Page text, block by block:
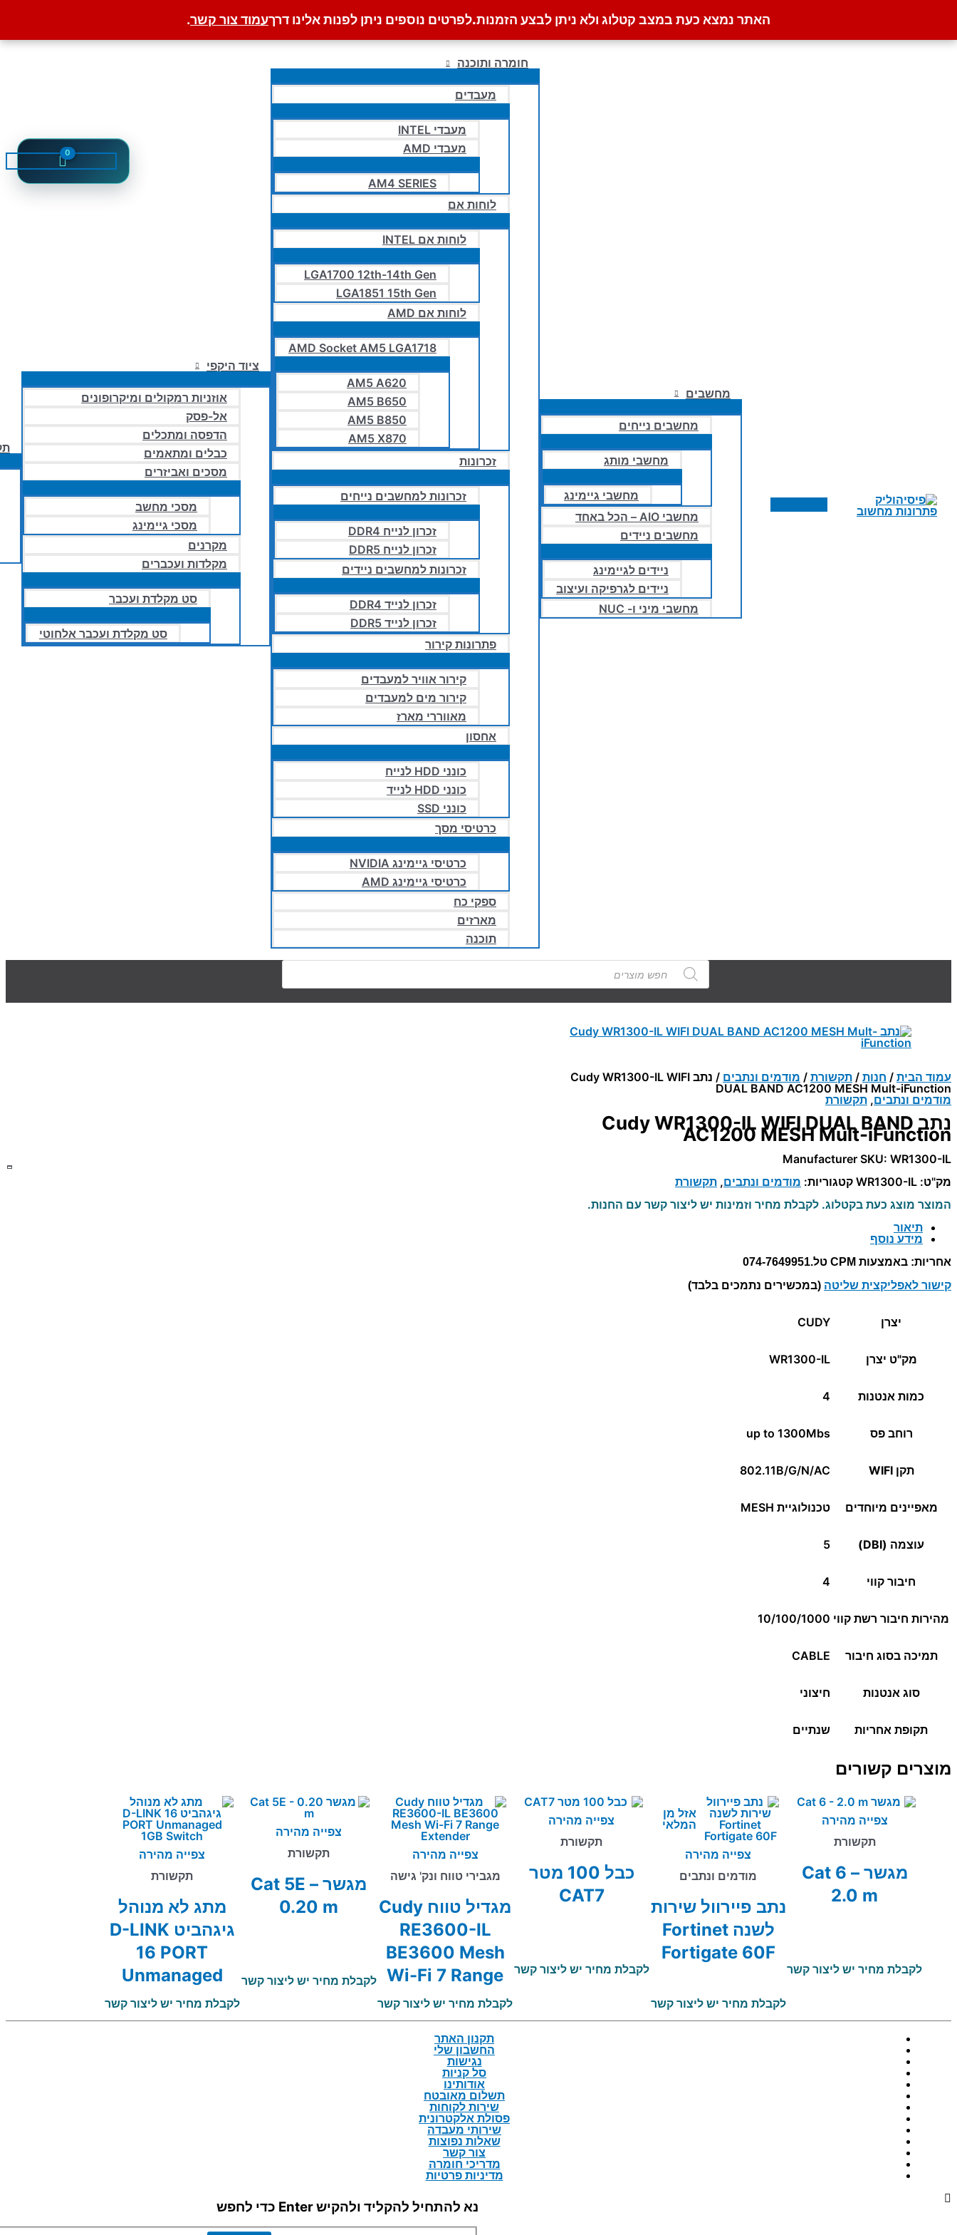
האתר נמצא כעת במצב קטלוג ולא ניתן לבצע הזמנות.לפרטים נוספים ניתן לפנות אלינו דרךעמוד צור קשר.
תפריט
מחשבים
מחשבים נייחים
מחשבי מותג
מחשבי גיימינג
מחשבי AIO – הכל באחד
מחשבים ניידים
ניידים לגיימינג
ניידים לגרפיקה ועיצוב
מחשבי מיני ו- NUC
חומרה ותוכנה
מעבדים
מעבדי INTEL
מעבדי AMD
AM4 SERIES
לוחות אם
לוחות אם INTEL
LGA1700 12th-14th Gen
LGA1851 15th Gen
לוחות אם AMD
AMD Socket AM5 LGA1718
AM5 A620
AM5 B650
AM5 B850
AM5 X870
זכרונות
זכרונות למחשבים נייחים
זכרון לנייח DDR4
זכרון לנייח DDR5
זכרונות למחשבים ניידים
זכרון לנייד DDR4
זכרון לנייד DDR5
פתרונות קירור
קירור אוויר למעבדים
קירור מים למעבדים
מאווררי מארז
אחסון
כונני HDD לנייח
כונני HDD לנייד
כונני SSD
כרטיסי מסך
כרטיסי גיימינג NVIDIA
כרטיסי גיימינג AMD
ספקי כח
מארזים
תוכנה
ציוד היקפי
אוזניות רמקולים ומיקרופונים
אל-פסק
הדפסה ומתכלים
כבלים ומתאמים
מסכים ואביזרים
מסכי מחשב
מסכי גיימינג
מקרנים
מקלדות ועכברים
סט מקלדת ועכבר
סט מקלדת ועכבר אלחוטי
Products
search
עמוד הבית / חנות / תקשורת / מודמים ונתבים
/ נתב Cudy WR1300-IL WIFI
DUAL BAND AC1200 MESH Mult-iFunction
מודמים ונתבים, תקשורת
נתב Cudy WR1300-IL WIFI DUAL BAND
AC1200 MESH Mult-iFunction
Manufacturer SKU: WR1300-IL
מק"ט: WR1300-IL קטגוריות: מודמים ונתבים, תקשורת
המוצר מוצג כעת בקטלוג. לקבלת מחיר וזמינות יש ליצור קשר עם החנות.
תיאור
מידע נוסף
אחריות: באמצעות CPM טל.074-7649951
קישור לאפליקצית שליטה (במכשירים נתמכים בלבד)
יצרן CUDY
מק"ט יצרן WR1300-IL
כמות אנטנות 4
רוחב פס up to 1300Mbs
תקן WIFI 802.11B/G/N/AC
מאפיינים מיוחדים טכנולוגיית MESH
עוצמה (DBI) 5
חיבור קווי 4
מהירות חיבור רשת קווי 10/100/1000
תמיכה בסוג חיבור CABLE
סוג אנטנות חיצוני
תקופת אחריות שנתיים
מוצרים קשורים
צפייה מהירה
תקשורת
מגשר Cat 6 –
2.0 m
לקבלת מחיר יש ליצור קשר
אזל מן
המלאי
צפייה מהירה
מודמים ונתבים
נתב פיירוול שירות
לשנה Fortinet
Fortigate 60F
לקבלת מחיר יש ליצור קשר
צפייה מהירה
תקשורת
כבל 100 מטר
CAT7
לקבלת מחיר יש ליצור קשר
צפייה מהירה
מגבירי טווח ונק' גישה
מגדיל טווח Cudy
RE3600-IL
BE3600 Mesh
Wi-Fi 7 Range
Extender
לקבלת מחיר יש ליצור קשר
צפייה מהירה
תקשורת
מגשר Cat 5E –
0.20 m
לקבלת מחיר יש ליצור קשר
צפייה מהירה
תקשורת
מתג לא מנוהל
גיגהביט D-LINK
16 PORT
Unmanaged
1GB Switch
לקבלת מחיר יש ליצור קשר
תקנון האתר
החשבון שלי
נגישות
סל קניות
אודותינו
תשלום מאובטח
שירות לקוחות
פסולת אלקטרונית
שירותי מעבדה
שאלות נפוצות
צור קשר
מדריכי חומרה
מדיניות פרטיות
נא להתחיל להקליד ולהקיש Enter כדי לחפש